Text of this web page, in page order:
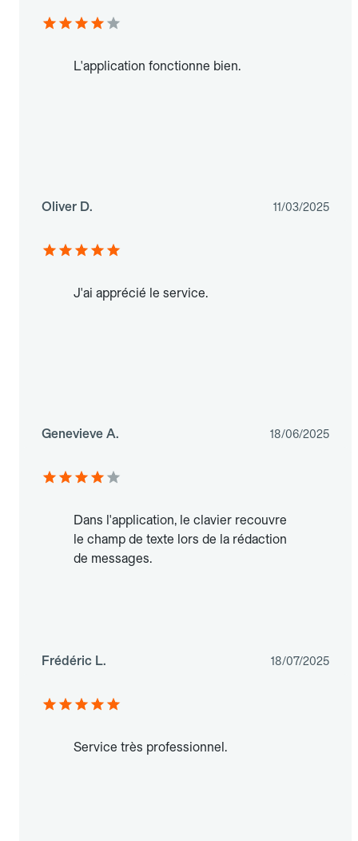
L'application fonctionne bien.
Oliver D. 11/03/2025
J'ai apprécié le service.
Genevieve A. 18/06/2025
Dans l'application, le clavier recouvre
le champ de texte lors de la rédaction
de messages.
Frédéric L. 18/07/2025
Service très professionnel.